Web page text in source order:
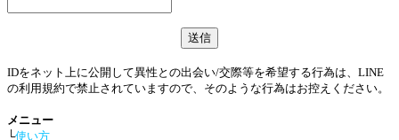
IDをネット上に公開して異性との出会い/交際等を希望する行為は、LINE
の利用規約で禁止されていますので、そのような行為はお控えください。
メニュー
└使い方